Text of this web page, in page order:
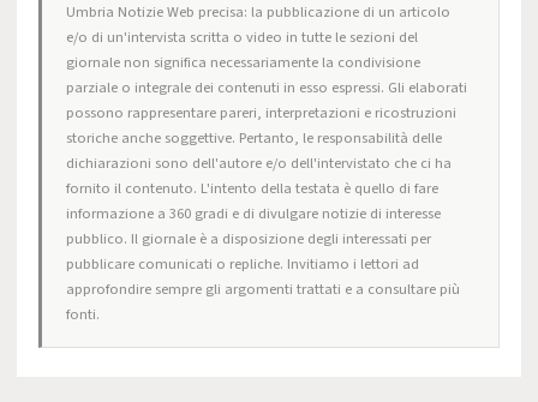
Umbria Notizie Web precisa: la pubblicazione di un articolo
e/o di un'intervista scritta o video in tutte le sezioni del
giornale non significa necessariamente la condivisione
parziale o integrale dei contenuti in esso espressi. Gli elaborati
possono rappresentare pareri, interpretazioni e ricostruzioni
storiche anche soggettive. Pertanto, le responsabilità delle
dichiarazioni sono dell'autore e/o dell'intervistato che ci ha
fornito il contenuto. L'intento della testata è quello di fare
informazione a 360 gradi e di divulgare notizie di interesse
pubblico. Il giornale è a disposizione degli interessati per
pubblicare comunicati o repliche. Invitiamo i lettori ad
approfondire sempre gli argomenti trattati e a consultare più
fonti.